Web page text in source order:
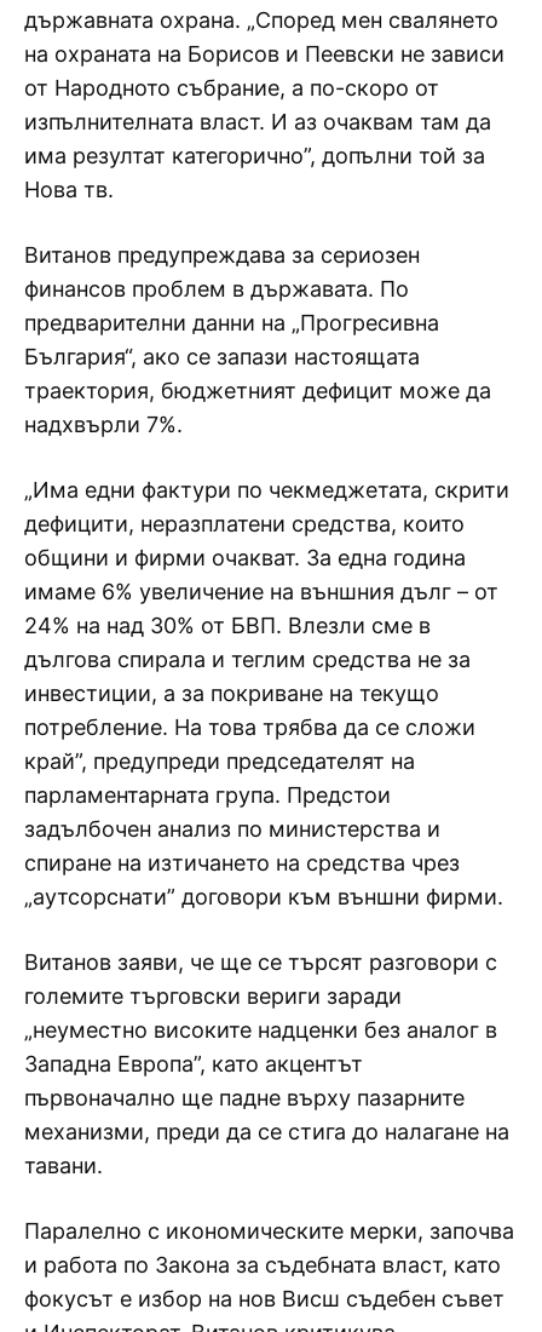
държавната охрана. „Според мен свалянето
на охраната на Борисов и Пеевски не зависи
от Народното събрание, а по-скоро от
изпълнителната власт. И аз очаквам там да
има резултат категорично”, допълни той за
Нова тв.
Витанов предупреждава за сериозен
финансов проблем в държавата. По
предварителни данни на „Прогресивна
България“, ако се запази настоящата
траектория, бюджетният дефицит може да
надхвърли 7%.
„Има едни фактури по чекмеджетата, скрити
дефицити, неразплатени средства, които
общини и фирми очакват. За една година
имаме 6% увеличение на външния дълг – от
24% на над 30% от БВП. Влезли сме в
дългова спирала и теглим средства не за
инвестиции, а за покриване на текущо
потребление. На това трябва да се сложи
край”, предупреди председателят на
парламентарната група. Предстои
задълбочен анализ по министерства и
спиране на изтичането на средства чрез
„аутсорснати” договори към външни фирми.
Витанов заяви, че ще се търсят разговори с
големите търговски вериги заради
„неуместно високите надценки без аналог в
Западна Европа”, като акцентът
първоначално ще падне върху пазарните
механизми, преди да се стига до налагане на
тавани.
Паралелно с икономическите мерки, започва
и работа по Закона за съдебната власт, като
фокусът е избор на нов Висш съдебен съвет